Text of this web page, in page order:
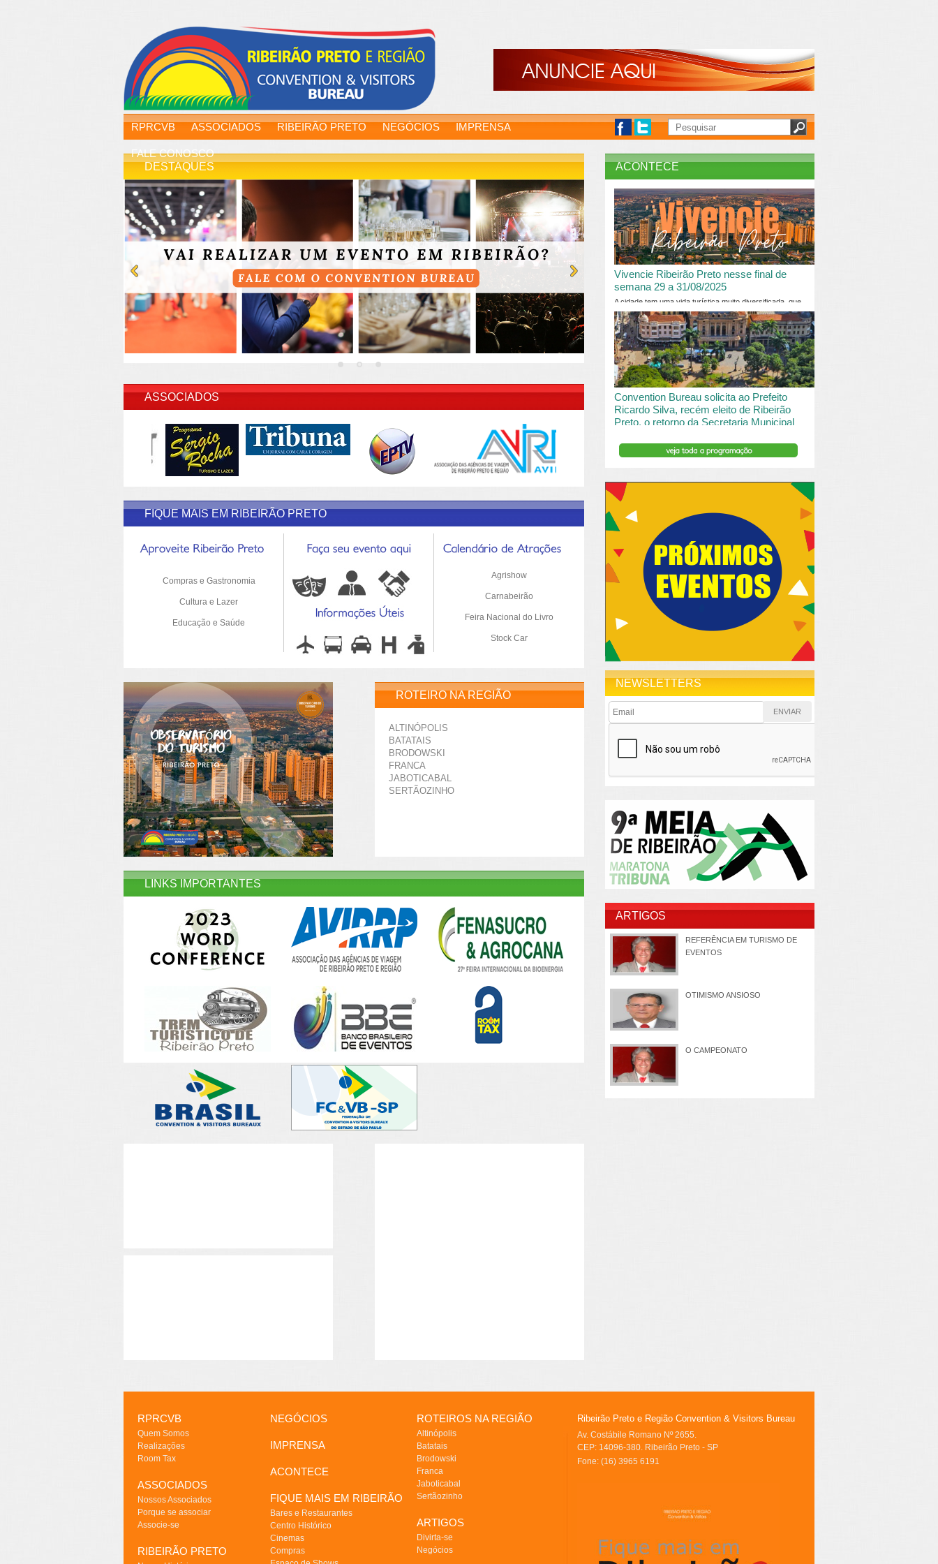
RPRCVB ASSOCIADOS RIBEIRÃO PRETO NEGÓCIOS IMPRENSA
FALE CONOSCO
DESTAQUES
INSERIR DESCRIÇÃO DO POST/PAGINAS
ASSOCIADOS
FIQUE MAIS EM RIBEIRÃO PRETO
Compras e Gastronomia
Cultura e Lazer
Educação e Saúde
Agrishow
Carnabeirão
Feira Nacional do Livro
Stock Car
ROTEIRO NA REGIÃO
ALTINÓPOLIS
BATATAIS
BRODOWSKI
FRANCA
JABOTICABAL
SERTÃOZINHO
LINKS IMPORTANTES
ACONTECE
Vivencie Ribeirão Preto nesse final de
semana 29 a 31/08/2025
A cidade tem uma vida turística muito diversificada, que
vai desde o turismo de saude à contemplação de
passaros....
Convention Bureau solicita ao Prefeito
Ricardo Silva, recém eleito de Ribeirão
Preto, o retorno da Secretaria Municipal
O Ribeirão Preto e Região Convention & Visitors Bureau
NEWSLETTERS
ARTIGOS
REFERÊNCIA EM TURISMO DE
EVENTOS
OTIMISMO ANSIOSO
O CAMPEONATO
RPRCVB
Quem Somos
Realizações
Room Tax
ASSOCIADOS
Nossos Associados
Porque se associar
Associe-se
RIBEIRÃO PRETO
NEGÓCIOS
IMPRENSA
ACONTECE
FIQUE MAIS EM RIBEIRÃO
Bares e Restaurantes
Centro Histórico
Cinemas
Compras
ROTEIROS NA REGIÃO
Altinópolis
Batatais
Brodowski
Franca
Jaboticabal
Sertãozinho
ARTIGOS
Divirta-se
Negócios
Ribeirão Preto e Região Convention & Visitors Bureau
Av. Costábile Romano Nº 2655.
CEP: 14096-380. Ribeirão Preto - SP
Fone: (16) 3965 6191